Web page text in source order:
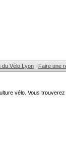
du Vélo Lyon Faire une
vélo. Vous